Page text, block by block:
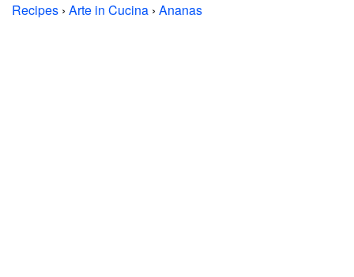
Recipes › Arte in Cucina › Ananas